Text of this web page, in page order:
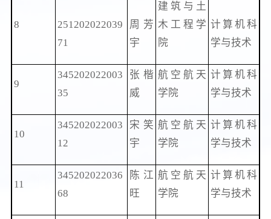
8
251202022039
71
周芳
宇
建筑与土
木工程学
院
计算机科
学与技术
9
345202022003
35
张楷
威
航空航天
学院
计算机科
学与技术
10
345202022003
12
宋笑
宇
航空航天
学院
计算机科
学与技术
11
345202022036
68
陈江
旺
航空航天
学院
计算机科
学与技术